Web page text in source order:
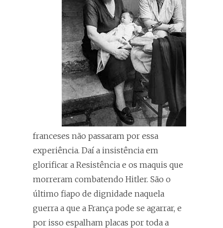
franceses não passaram por essa
experiência. Daí a insistência em
glorificar a Resistência e os maquis que
morreram combatendo Hitler. São o
último fiapo de dignidade naquela
guerra a que a França pode se agarrar, e
por isso espalham placas por toda a